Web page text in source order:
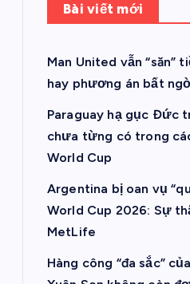
Bài viết mới
Man United vẫn “săn”
hay phương án bất
Paraguay hạ gục Đức
chưa từng có trong
World Cup
Argentina bị oan vụ
World Cup 2026: Sự
MetLife
Hàng công “đa sắc”